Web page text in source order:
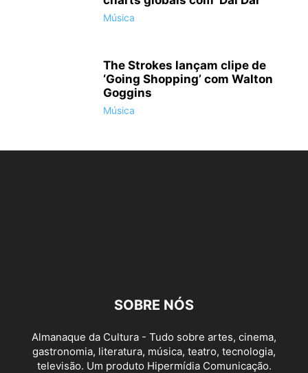
Música
The Strokes lançam clipe de
‘Going Shopping’ com Walton
Goggins
Música
SOBRE NÓS
Almanaque da Cultura - Tudo sobre artes, cinema,
gastronomia, literatura, música, teatro, tecnologia,
televisão. Um produto Hipermídia Comunicação.